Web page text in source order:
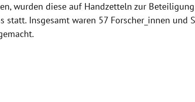
wurden diese auf Handzetteln zur
statt. Insgesamt waren 57 Forscher_innen